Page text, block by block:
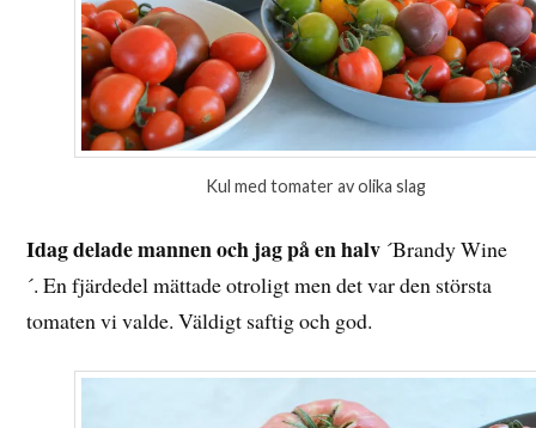
Kul med tomater av olika slag
Idag delade mannen och jag på en halv ´Brandy Wine
´. En fjärdedel mättade otroligt men det var den största
tomaten vi valde. Väldigt saftig och god.